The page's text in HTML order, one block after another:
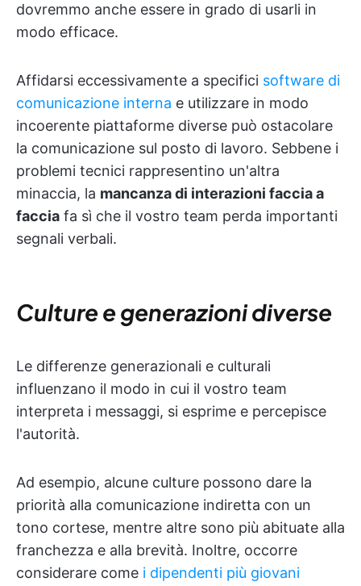
dovremmo anche essere in grado di usarli in
modo efficace.
Affidarsi eccessivamente a specifici software di
comunicazione interna e utilizzare in modo
incoerente piattaforme diverse può ostacolare
la comunicazione sul posto di lavoro. Sebbene i
problemi tecnici rappresentino un'altra
minaccia, la mancanza di interazioni faccia a
faccia fa sì che il vostro team perda importanti
segnali verbali.
Culture e generazioni diverse
Le differenze generazionali e culturali
influenzano il modo in cui il vostro team
interpreta i messaggi, si esprime e percepisce
l'autorità.
Ad esempio, alcune culture possono dare la
priorità alla comunicazione indiretta con un
tono cortese, mentre altre sono più abituate alla
franchezza e alla brevità. Inoltre, occorre
considerare come i dipendenti più giovani